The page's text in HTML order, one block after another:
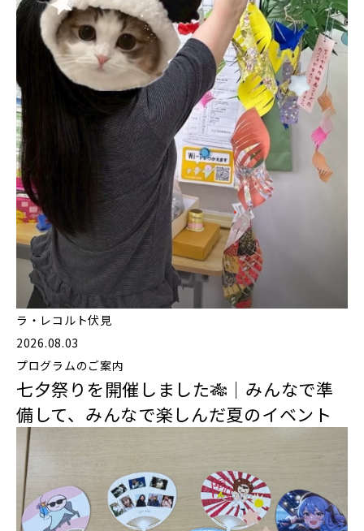
ラ・レコルト伏見
2026.08.03
プログラムのご案内
七夕祭りを開催しました🎋｜みんなで準
備して、みんなで楽しんだ夏のイベント